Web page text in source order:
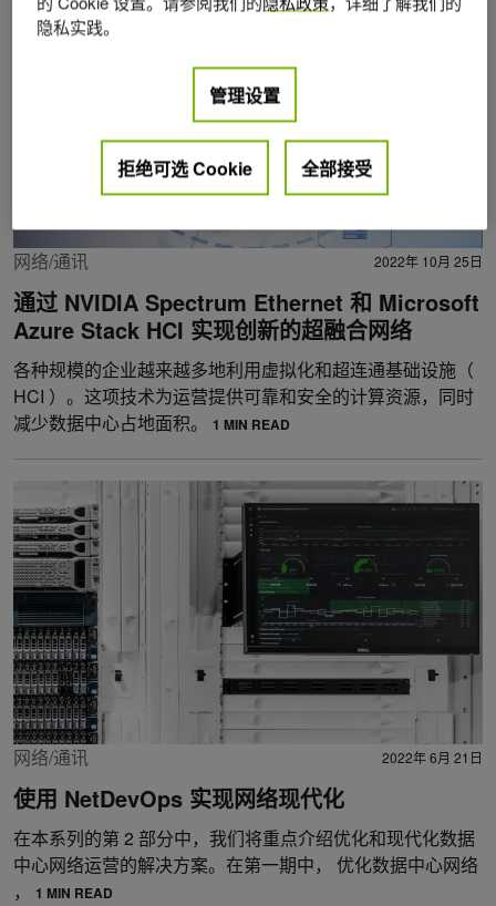
网络/通讯 2022年 10月 25日
通过 NVIDIA Spectrum Ethernet 和 Microsoft
Azure Stack HCI 实现创新的超融合网络
各种规模的企业越来越多地利用虚拟化和超连通基础设施（
HCI ）。这项技术为运营提供可靠和安全的计算资源，同时
减少数据中心占地面积。
1 MIN READ
网络/通讯 2022年 6月 21日
使用 NetDevOps 实现网络现代化
在本系列的第 2 部分中，我们将重点介绍优化和现代化数据
中心网络运营的解决方案。在第一期中， 优化数据中心网络
，
1 MIN READ
隐私实践。
管理设置
拒绝可选 Cookie 全部接受